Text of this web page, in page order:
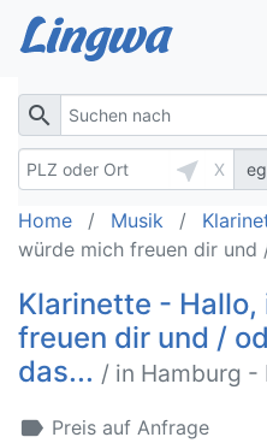
search
near_me
X
Home Musik
würde mich freuen dir und
Klarinette -
freuen dir und /
das... / in Hamburg -
label Preis auf Anfrage